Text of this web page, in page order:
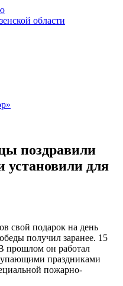
поздравили
установили для
свой подарок на день
получил заранее. 15
прошлом он работал
праздниками
пожарно-